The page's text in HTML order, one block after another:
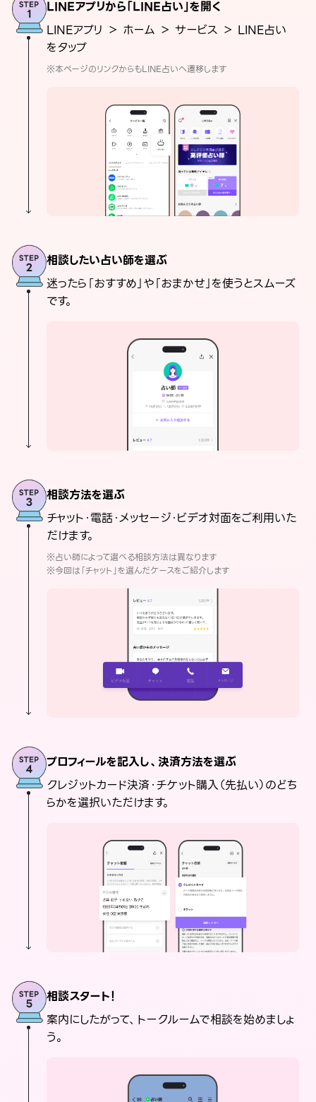
LINEアプリから「LINE占い」を開く
LINEアプリ ＞ ホーム ＞ サービス ＞ LINE占い
をタップ
※本ページのリンクからもLINE占いへ遷移します
相談したい占い師を選ぶ
迷ったら「おすすめ」や「おまかせ」を使うとスムーズ
です。
相談方法を選ぶ
チャット・電話・メッセージ・ビデオ対面をご利用いた
だけます。
※占い師によって選べる相談方法は異なります
※今回は「チャット」を選んだケースをご紹介します
プロフィールを記入し、決済方法を選ぶ
クレジットカード決済・チケット購入（先払い）のどち
らかを選択いただけます。
相談スタート！
案内にしたがって、トークルームで相談を始めましょ
う。